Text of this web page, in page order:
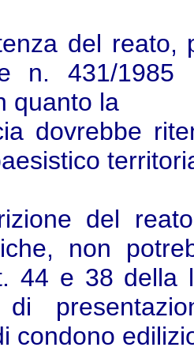
del reato,
n. 431/1985
quanto la
dovrebbe
del
non
44 e 38 della
di
condono